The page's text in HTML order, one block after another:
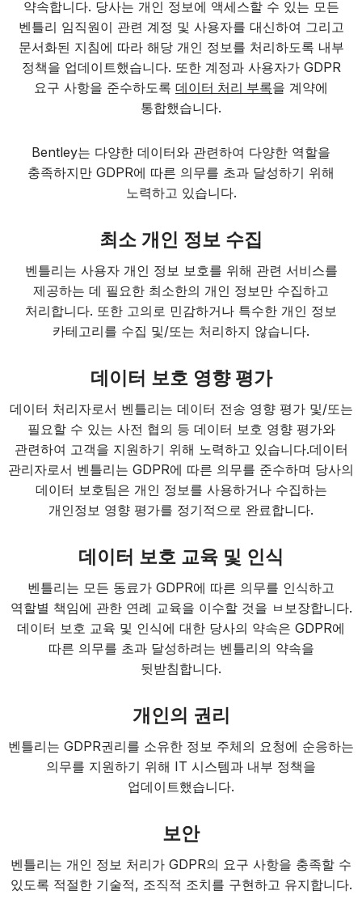
약속합니다. 당사는 개인 정보에 액세스할 수 있는 모든
벤틀리 임직원이 관련 계정 및 사용자를 대신하여 그리고
문서화된 지침에 따라 해당 개인 정보를 처리하도록 내부
정책을 업데이트했습니다. 또한 계정과 사용자가 GDPR
요구 사항을 준수하도록 데이터 처리 부록을 계약에
통합했습니다.
Bentley는 다양한 데이터와 관련하여 다양한 역할을
충족하지만 GDPR에 따른 의무를 초과 달성하기 위해
노력하고 있습니다.
최소 개인 정보 수집
벤틀리는 사용자 개인 정보 보호를 위해 관련 서비스를
제공하는 데 필요한 최소한의 개인 정보만 수집하고
처리합니다. 또한 고의로 민감하거나 특수한 개인 정보
카테고리를 수집 및/또는 처리하지 않습니다.
데이터 보호 영향 평가
데이터 처리자로서 벤틀리는 데이터 전송 영향 평가 및/또는
필요할 수 있는 사전 협의 등 데이터 보호 영향 평가와
관련하여 고객을 지원하기 위해 노력하고 있습니다.데이터
관리자로서 벤틀리는 GDPR에 따른 의무를 준수하며 당사의
데이터 보호팀은 개인 정보를 사용하거나 수집하는
개인정보 영향 평가를 정기적으로 완료합니다.
데이터 보호 교육 및 인식
벤틀리는 모든 동료가 GDPR에 따른 의무를 인식하고
역할별 책임에 관한 연례 교육을 이수할 것을 ㅂ보장합니다.
데이터 보호 교육 및 인식에 대한 당사의 약속은 GDPR에
따른 의무를 초과 달성하려는 벤틀리의 약속을
뒷받침합니다.
개인의 권리
벤틀리는 GDPR권리를 소유한 정보 주체의 요청에 순응하는
의무를 지원하기 위해 IT 시스템과 내부 정책을
업데이트했습니다.
보안
벤틀리는 개인 정보 처리가 GDPR의 요구 사항을 충족할 수
있도록 적절한 기술적, 조직적 조치를 구현하고 유지합니다.